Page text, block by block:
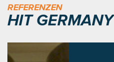
REFERENZEN
HIT GERMANY